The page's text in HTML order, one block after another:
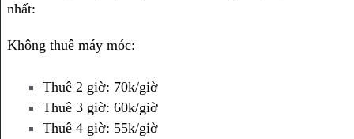
nhất:
Không thuê máy móc:
Thuê 2 giờ: 70k/giờ
Thuê 3 giờ: 60k/giờ
Thuê 4 giờ: 55k/giờ